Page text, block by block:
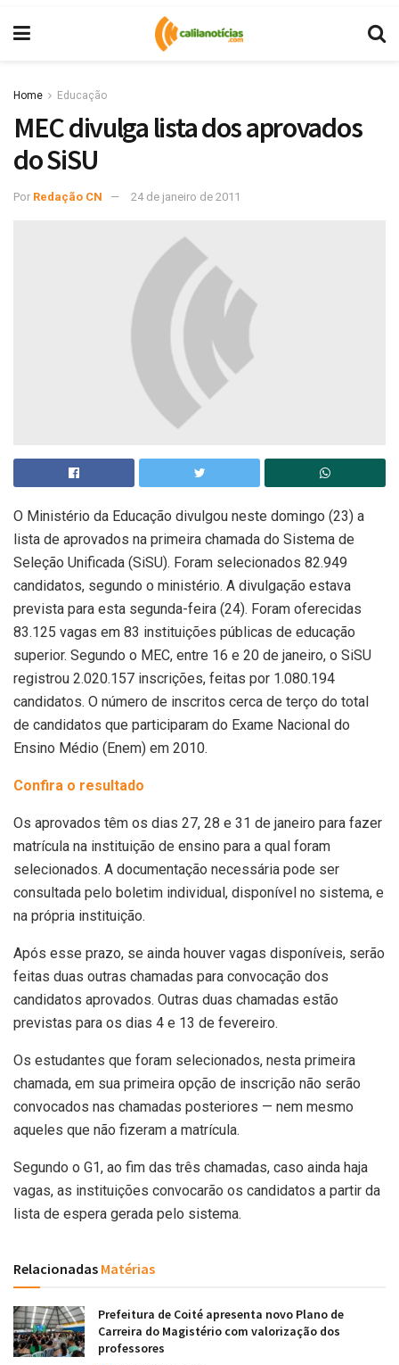
Home Educação
MEC divulga lista dos aprovados
do SiSU
Por Redação CN 24 de janeiro de 2011
O Ministério da Educação divulgou neste domingo (23) a
lista de aprovados na primeira chamada do Sistema de
Seleção Unificada (SiSU). Foram selecionados 82.949
candidatos, segundo o ministério. A divulgação estava
prevista para esta segunda-feira (24). Foram oferecidas
83.125 vagas em 83 instituições públicas de educação
superior. Segundo o MEC, entre 16 e 20 de janeiro, o SiSU
registrou 2.020.157 inscrições, feitas por 1.080.194
candidatos. O número de inscritos cerca de terço do total
de candidatos que participaram do Exame Nacional do
Ensino Médio (Enem) em 2010.
Confira o resultado
Os aprovados têm os dias 27, 28 e 31 de janeiro para fazer
matrícula na instituição de ensino para a qual foram
selecionados. A documentação necessária pode ser
consultada pelo boletim individual, disponível no sistema, e
na própria instituição.
Após esse prazo, se ainda houver vagas disponíveis, serão
feitas duas outras chamadas para convocação dos
candidatos aprovados. Outras duas chamadas estão
previstas para os dias 4 e 13 de fevereiro.
Os estudantes que foram selecionados, nesta primeira
chamada, em sua primeira opção de inscrição não serão
convocados nas chamadas posteriores — nem mesmo
aqueles que não fizeram a matrícula.
Segundo o G1, ao fim das três chamadas, caso ainda haja
vagas, as instituições convocarão os candidatos a partir da
lista de espera gerada pelo sistema.
Relacionadas Matérias
Prefeitura de Coité apresenta novo Plano de
Carreira do Magistério com valorização dos
professores